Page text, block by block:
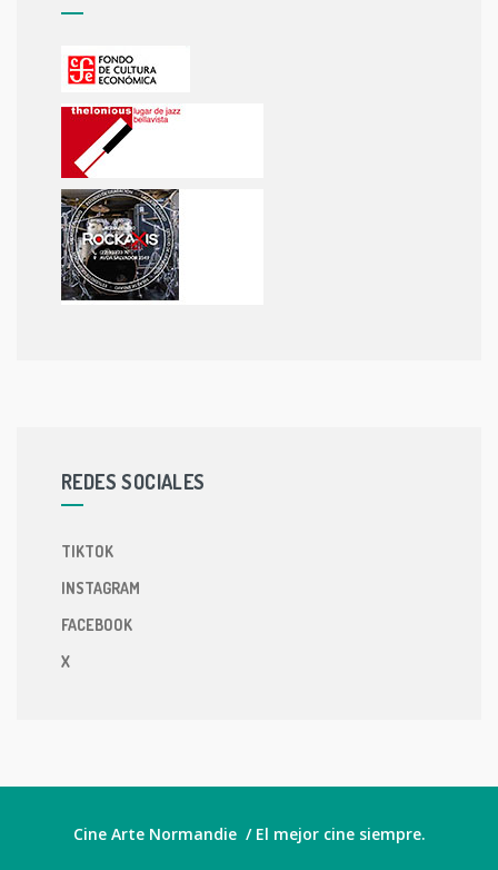
REDES SOCIALES
TIKTOK
INSTAGRAM
FACEBOOK
X
Cine Arte Normandie / El mejor cine siempre.